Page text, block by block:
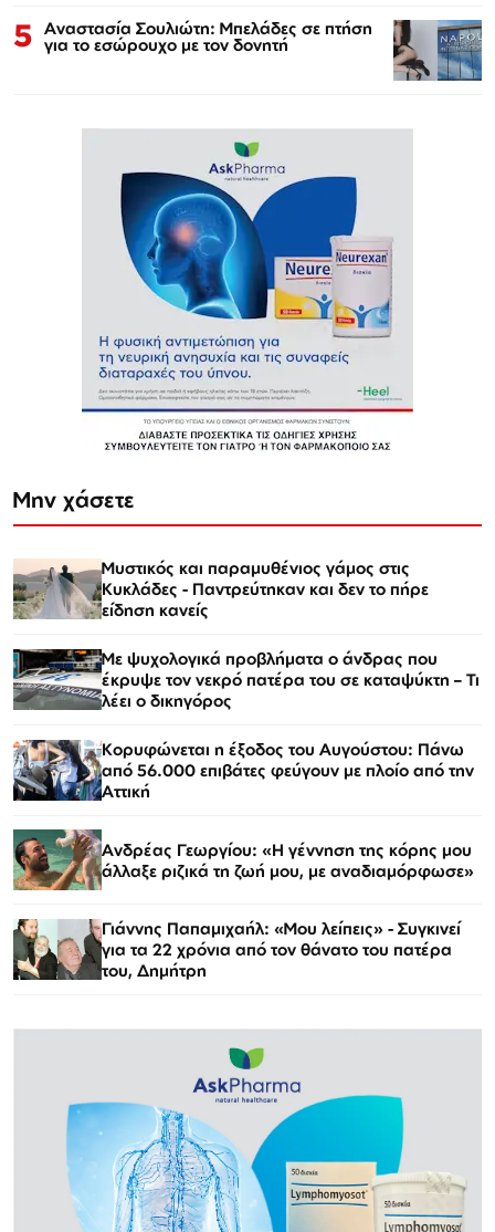
5 Αναστασία Σουλιώτη: Μπελάδες σε πτήση
για το εσώρουχο με τον δονητή
Μην χάσετε
Μυστικός και παραμυθένιος γάμος στις
Κυκλάδες - Παντρεύτηκαν και δεν το πήρε
είδηση κανείς
Με ψυχολογικά προβλήματα ο άνδρας που
έκρυψε τον νεκρό πατέρα του σε καταψύκτη – Τι
λέει ο δικηγόρος
Κορυφώνεται η έξοδος του Αυγούστου: Πάνω
από 56.000 επιβάτες φεύγουν με πλοίο από την
Αττική
Ανδρέας Γεωργίου: «Η γέννηση της κόρης μου
άλλαξε ριζικά τη ζωή μου, με αναδιαμόρφωσε»
Γιάννης Παπαμιχαήλ: «Μου λείπεις» - Συγκινεί
για τα 22 χρόνια από τον θάνατο του πατέρα
του, Δημήτρη